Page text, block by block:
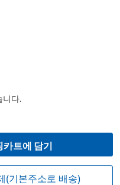
니다.
카트에 담기
(기본주소로 배송)